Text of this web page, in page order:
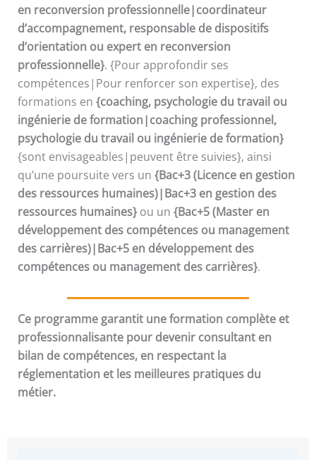
en reconversion professionnelle|coordinateur
d’accompagnement, responsable de dispositifs
d’orientation ou expert en reconversion
professionnelle}. {Pour approfondir ses
compétences|Pour renforcer son expertise}, des
formations en {coaching, psychologie du travail ou
ingénierie de formation|coaching professionnel,
psychologie du travail ou ingénierie de formation}
{sont envisageables|peuvent être suivies}, ainsi
qu’une poursuite vers un {Bac+3 (Licence en gestion
des ressources humaines)|Bac+3 en gestion des
ressources humaines}ou un {Bac+5 (Master en
développement des compétences ou management
des carrières)|Bac+5 en développement des
compétences ou management des carrières}.
Ce programme garantit une formation complète et
professionnalisante pour devenir consultant en
bilan de compétences, en respectant la
réglementation et les meilleures pratiques du
métier.